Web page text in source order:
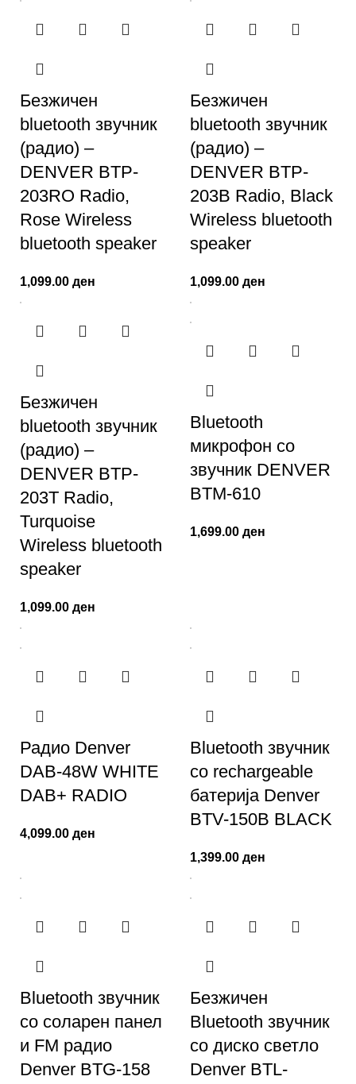
Безжичен
bluetooth звучник
(радио) –
DENVER BTP-
203RO Radio,
Rose Wireless
bluetooth speaker
1,099.00 ден
Безжичен
bluetooth звучник
(радио) –
DENVER BTP-
203B Radio, Black
Wireless bluetooth
speaker
1,099.00 ден
Безжичен
bluetooth звучник
(радио) –
DENVER BTP-
203T Radio,
Turquoise
Wireless bluetooth
speaker
1,099.00 ден
Bluetooth
микрофон со
звучник DENVER
BTM-610
1,699.00 ден
Радио Denver
DAB-48W WHITE
DAB+ RADIO
4,099.00 ден
Bluetooth звучник
со rechargeable
батерија Denver
BTV-150B BLACK
1,399.00 ден
Bluetooth звучник
со соларен панел
и FM радио
Denver BTG-158
Безжичен
Bluetooth звучник
со диско светло
Denver BTL-